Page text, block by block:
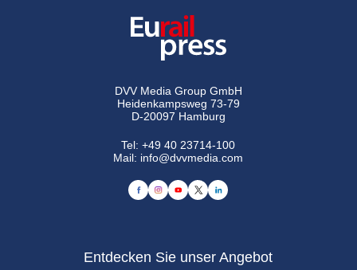
DVV Media Group GmbH
Heidenkampsweg 73-79
D-20097 Hamburg
Tel:+49 40 23714-100
Mail: info@dvvmedia.com
Entdecken Sie unser Angebot